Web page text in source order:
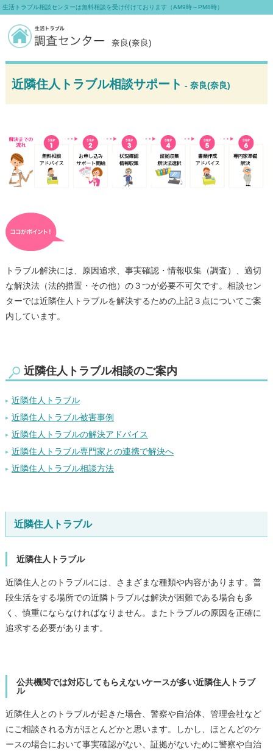
近隣住人トラブル相談サポート - 奈良(奈良)
トラブル解決には、原因追求、事実確認・情報収集（調査）、適切
な解決法（法的措置・その他）の３つが必要不可欠です。相談セン
ターでは近隣住人トラブルを解決するための上記３点についてご案
内しています。
近隣住人トラブル相談のご案内
近隣住人トラブル
近隣住人トラブル被害事例
近隣住人トラブルの解決アドバイス
近隣住人トラブル専門家との連携で解決へ
近隣住人トラブル相談方法
近隣住人トラブル
近隣住人トラブル
近隣住人とのトラブルには、さまざまな種類や内容があります。普
段生活をする場所での近隣トラブルは解決が困難である場合も多
く、慎重にならなければなりません。またトラブルの原因を正確に
追求する必要があります。
公共機関では対応してもらえないケースが多い近隣住人トラブ
ル
近隣住人とのトラブルが起きた場合、警察や自治体、管理会社など
にご相談される方がほとんどかと思います。しかし、ほとんどのケ
ースの場合において事実確認がない、証拠がないために警察や自治
奈良(奈良)
生活トラブル相談センターは無料相談を受け付けております（AM9時～PM8時）